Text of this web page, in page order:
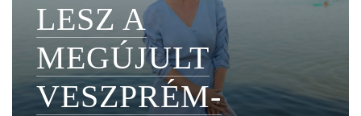
LESZ A
MEGÚJULT
VESZPRÉM-